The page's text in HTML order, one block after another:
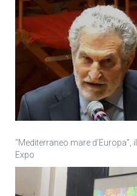
“Mediterraneo mare
Expo